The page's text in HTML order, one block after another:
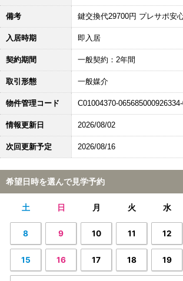
備考 鍵交換代29700円 プレサポ安
入居時期 即入居
契約期間 一般契約：2年間
取引形態 一般媒介
物件管理コード C01004370-
情報更新日 2026/08/02
次回更新予定 2026/08/16
希望日時を選んで見学予約
土 日 月 火 水
8 9 10 11 12
15 16 17 18 19